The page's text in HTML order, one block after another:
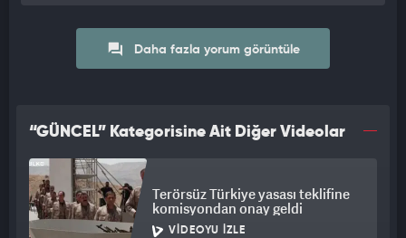
Daha fazla yorum görüntüle
“GÜNCEL” Kategorisine Ait Diğer Videolar
Terörsüz Türkiye yasası teklifine
komisyondan onay geldi
VIDEOYU İZLE